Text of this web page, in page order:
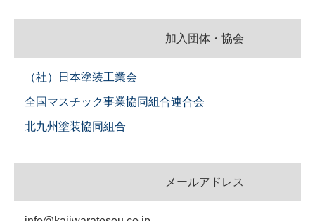
加入団体・協会
（社）日本塗装工業会
全国マスチック事業協同組合連合会
北九州塗装協同組合
メールアドレス